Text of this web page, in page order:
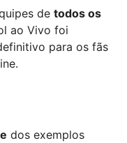
de todos os
ao Vivo foi
para os fãs
dos exemplos